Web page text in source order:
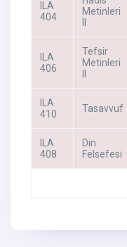
ILA
404
Metinleri
ILA
406
Tefsir
Metinleri
ILA
410
Tasavvuf
ILA
408
Din
Felsefesi